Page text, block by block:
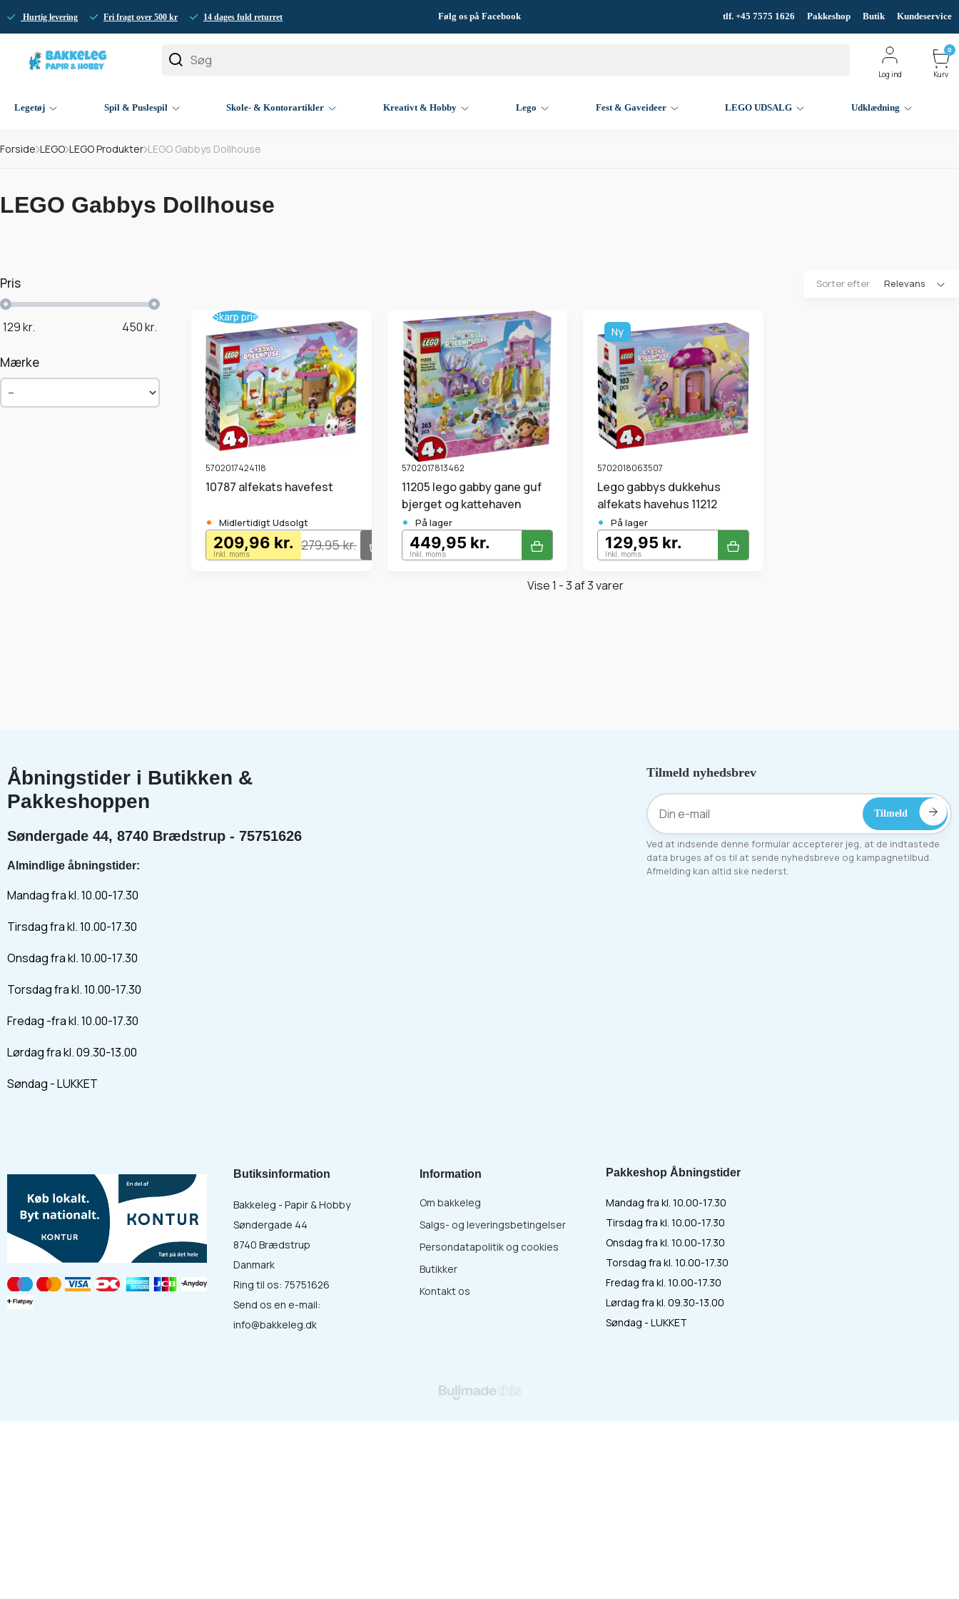
Hurtig levering Fri fragt over 500 kr 14 dages fuld returret Følg os på Facebook tlf. +45 7575 1626 Pakkeshop Butik Kundeservice
Log ind
0
Kurv
Legetøj Spil & Puslespil Skole- & Kontorartikler Kreativt & Hobby Lego Fest & Gaveideer LEGO UDSALG Udklædning
Forside LEGO LEGO Produkter LEGO Gabbys Dollhouse
LEGO Gabbys Dollhouse
Pris
129kr. 450kr.
Mærke
Sorter efter
Skarp pris
5702017424118
10787 alfekats havefest
• Midlertidigt Udsolgt
209,96 kr.
Inkl. moms
279,95 kr.
5702017813462
11205 lego gabby gane guf
bjerget og kattehaven
• På lager
449,95 kr.
Inkl. moms
Ny
5702018063507
Lego gabbys dukkehus
alfekats havehus 11212
• På lager
129,95 kr.
Inkl. moms
Vise 1 - 3 af 3 varer
Åbningstider i Butikken &
Pakkeshoppen
Søndergade 44, 8740 Brædstrup - 75751626
Almindlige åbningstider:
Mandag fra kl. 10.00-17.30
Tirsdag fra kl. 10.00-17.30
Onsdag fra kl. 10.00-17.30
Torsdag fra kl. 10.00-17.30
Fredag -fra kl. 10.00-17.30
Lørdag fra kl. 09.30-13.00
Søndag - LUKKET
Tilmeld nyhedsbrev
Ved at indsende denne formular accepterer jeg, at de indtastede
data bruges af os til at sende nyhedsbreve og kampagnetilbud.
Afmelding kan altid ske nederst.
Pakkeshop Åbningstider
Mandag fra kl. 10.00-17.30
Tirsdag fra kl. 10.00-17.30
Onsdag fra kl. 10.00-17.30
Torsdag fra kl. 10.00-17.30
Fredag fra kl. 10.00-17.30
Lørdag fra kl. 09.30-13.00
Søndag - LUKKET
Butiksinformation
Bakkeleg - Papir & Hobby
Søndergade 44
8740 Brædstrup
Danmark
Ring til os: 75751626
Send os en e-mail:
info@bakkeleg.dk
Information
Om bakkeleg
Salgs- og leveringsbetingelser
Persondatapolitik og cookies
Butikker
Kontakt os